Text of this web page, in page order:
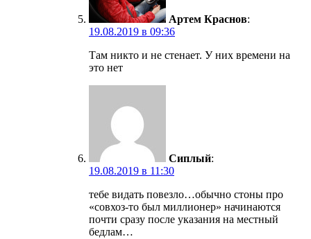
Артем Краснов:
19.08.2019 в 09:36
Там никто и не стенает. У них времени на
это нет
Сиплый:
19.08.2019 в 11:30
тебе видать повезло…обычно стоны про
«совхоз-то был миллионер» начинаются
почти сразу после указания на местный
бедлам…